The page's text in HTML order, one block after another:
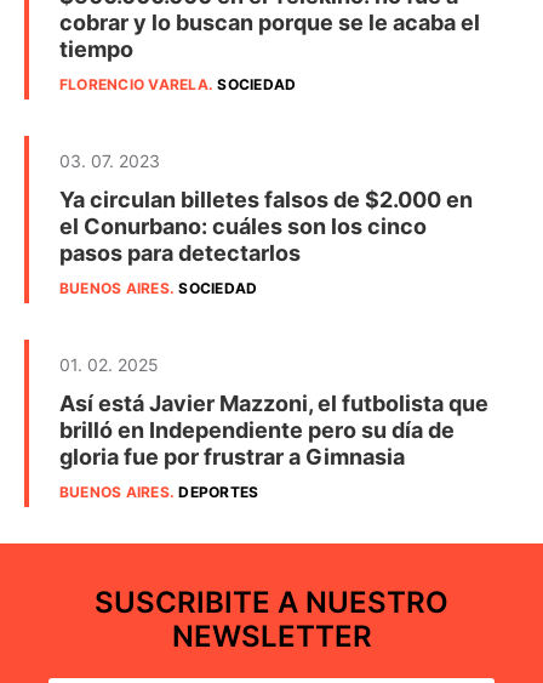
cobrar y lo buscan porque se le acaba el
tiempo
FLORENCIO VARELA.SOCIEDAD
03. 07. 2023
Ya circulan billetes falsos de $2.000 en
el Conurbano: cuáles son los cinco
pasos para detectarlos
BUENOS AIRES.SOCIEDAD
01. 02. 2025
Así está Javier Mazzoni, el futbolista que
brilló en Independiente pero su día de
gloria fue por frustrar a Gimnasia
BUENOS AIRES.DEPORTES
SUSCRIBITE A NUESTRO
NEWSLETTER